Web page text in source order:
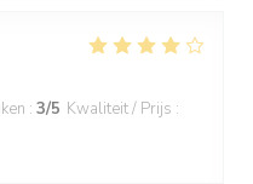
: 3/5 Kwaliteit / Prijs :